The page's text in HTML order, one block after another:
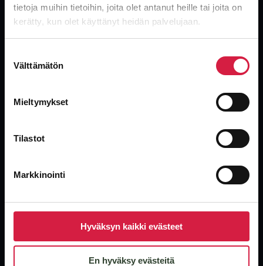
tietoja muihin tietoihin, joita olet antanut heille tai joita on
kerätty, kun olet käyttänyt heidän palvelujaan.
valinta
Välttämätön
Mieltymykset
Tilastot
Markkinointi
Hyväksyn kaikki evästeet
En hyväksy evästeitä
Global leverantör av transformatorer. Nya, begagnade och
överskotts-transformatorer med industrins snabbaste leveranser.
Specialtransformatorer
Företag
Om oss